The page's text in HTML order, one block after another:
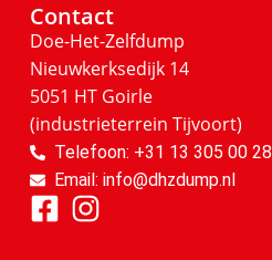
Contact
Doe-Het-Zelfdump
Nieuwkerksedijk 14
5051 HT Goirle
(industrieterrein Tijvoort)
Telefoon: +31 13 305 00 28
Email: info@dhzdump.nl